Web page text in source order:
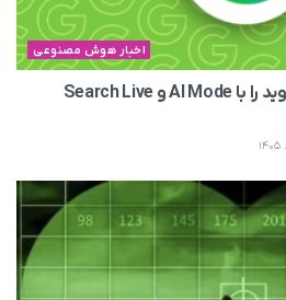
اخبار هوش مصنوعی
گوگل جستجوی صوتی اندروید را با AI Mode و Search Live